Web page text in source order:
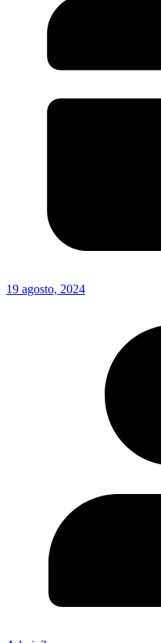
19 agosto, 2024